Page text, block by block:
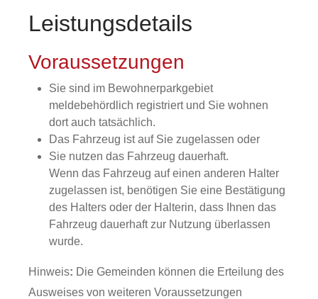
Leistungsdetails
Voraussetzungen
Sie sind im Bewohnerparkgebiet
meldebehördlich registriert und Sie wohnen
dort auch tatsächlich.
Das Fahrzeug ist auf Sie zugelassen oder
Sie nutzen das Fahrzeug dauerhaft.
Wenn das Fahrzeug auf einen anderen Halter
zugelassen ist, benötigen Sie eine Bestätigung
des Halters oder der Halterin, dass Ihnen das
Fahrzeug dauerhaft zur Nutzung überlassen
wurde.
Hinweis: Die Gemeinden können die Erteilung des
Ausweises von weiteren Voraussetzungen